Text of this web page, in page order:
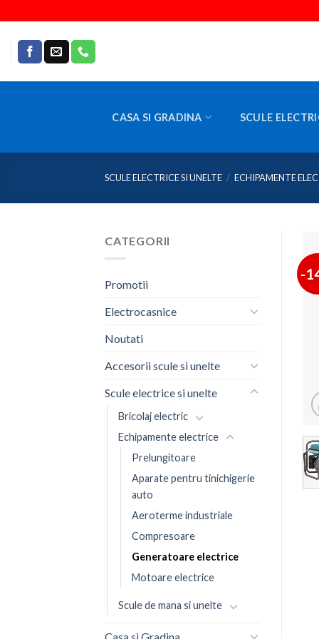
to
content
CASA SI GRADINA SCULE
SCULE ELECTRICE SI UNELTE / ECHIPAMENTE
CATEGORII
Promotii
Electrocasnice
Noutati
Accesorii scule si unelte
Scule electrice si unelte
Bricolaj electric
Echipamente electrice
Prelungitoare
Aparate pentru tinichigerie
auto
Aeroterme industriale
Compresoare
Generatoare electrice
Motoare electrice
Scule de mana si unelte
Casa si Gradina
-